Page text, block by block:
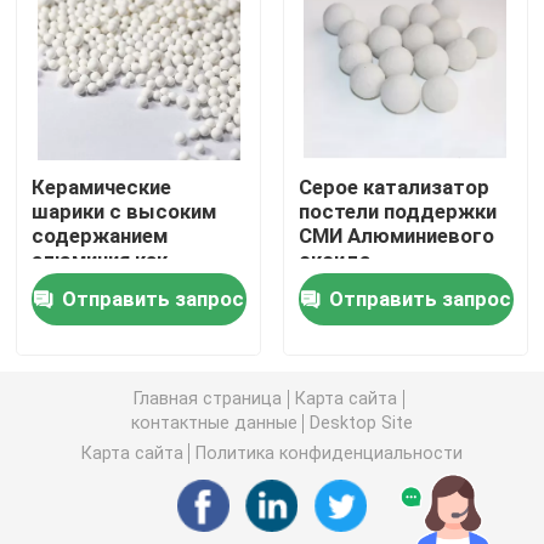
углекислый литий
Активированный глинозем
Случайная упаковка колонки
структурированная башенная упаковка
internals перегонной колонны
Шарик глинозема керамический
Керамические
шарики с высоким
содержанием
алюминия как
шлифовальные
шарики гибридные
керамические
керамические
Отправить запрос
Серое катализатор
постели поддержки
СМИ Алюминиевого
оксида
керамические
шарики в реакторе
Отправить запрос
Главная страница
Карта сайта
контактные данные
Desktop Site
Карта сайта
Политика конфиденциальности